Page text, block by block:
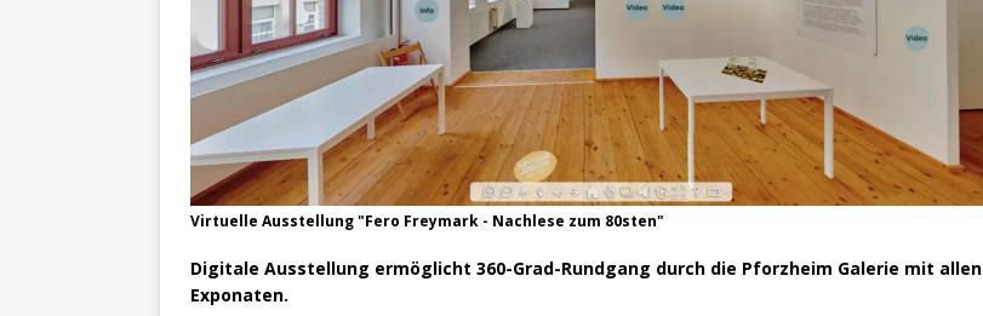
Virtuelle Ausstellung "Fero Freymark - Nachlese zum 80sten"
Digitale Ausstellung ermöglicht 360-Grad-Rundgang durch die Pforzheim Galerie mit allen
Exponaten.